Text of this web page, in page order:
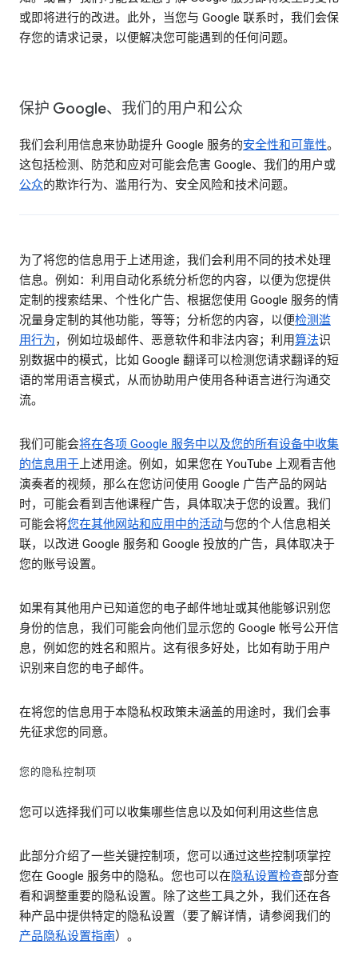
或即将进行的改进。此外，当您与 Google 联系时，我们会保
存您的请求记录，以便解决您可能遇到的任何问题。
保护 Google、我们的用户和公众
我们会利用信息来协助提升 Google 服务的安全性和可靠性。
这包括检测、防范和应对可能会危害 Google、我们的用户或
公众的欺诈行为、滥用行为、安全风险和技术问题。
为了将您的信息用于上述用途，我们会利用不同的技术处理
信息。例如：利用自动化系统分析您的内容，以便为您提供
定制的搜索结果、个性化广告、根据您使用 Google 服务的情
况量身定制的其他功能，等等；分析您的内容，以便检测滥
用行为，例如垃圾邮件、恶意软件和非法内容；利用算法识
别数据中的模式，比如 Google 翻译可以检测您请求翻译的短
语的常用语言模式，从而协助用户使用各种语言进行沟通交
流。
我们可能会将在各项 Google 服务中以及您的所有设备中收集
的信息用于上述用途。例如，如果您在 YouTube 上观看吉他
演奏者的视频，那么在您访问使用 Google 广告产品的网站
时，可能会看到吉他课程广告，具体取决于您的设置。我们
可能会将您在其他网站和应用中的活动与您的个人信息相关
联，以改进 Google 服务和 Google 投放的广告，具体取决于
您的账号设置。
如果有其他用户已知道您的电子邮件地址或其他能够识别您
身份的信息，我们可能会向他们显示您的 Google 帐号公开信
息，例如您的姓名和照片。这有很多好处，比如有助于用户
识别来自您的电子邮件。
在将您的信息用于本隐私权政策未涵盖的用途时，我们会事
先征求您的同意。
您的隐私控制项
您可以选择我们可以收集哪些信息以及如何利用这些信息
此部分介绍了一些关键控制项，您可以通过这些控制项掌控
您在 Google 服务中的隐私。您也可以在隐私设置检查部分查
看和调整重要的隐私设置。除了这些工具之外，我们还在各
种产品中提供特定的隐私设置（要了解详情，请参阅我们的
产品隐私设置指南）。